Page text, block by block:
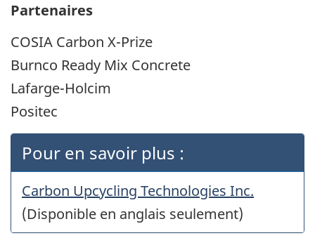
Partenaires
COSIA Carbon X-Prize
Burnco Ready Mix Concrete
Lafarge-Holcim
Positec
Pour en savoir plus :
Carbon Upcycling Technologies Inc.
(Disponible en anglais seulement)